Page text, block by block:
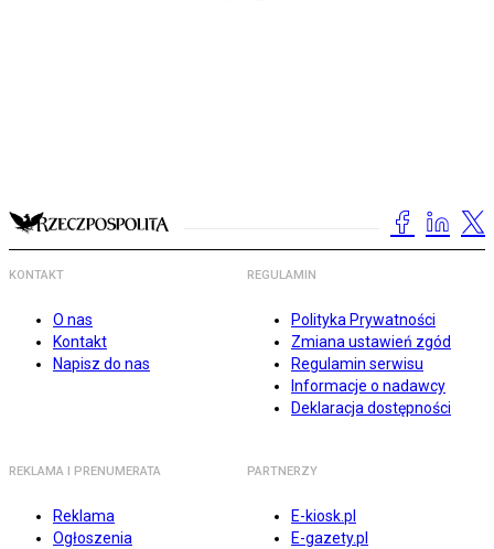
KONTAKT
O nas
Kontakt
Napisz do nas
REGULAMIN
Polityka Prywatności
Zmiana ustawień zgód
Regulamin serwisu
Informacje o nadawcy
Deklaracja dostępności
REKLAMA I PRENUMERATA
Reklama
Ogłoszenia
PARTNERZY
E-kiosk.pl
E-gazety.pl